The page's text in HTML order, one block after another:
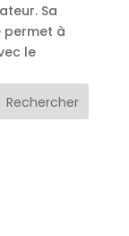
Sa
permet à
le
Rechercher